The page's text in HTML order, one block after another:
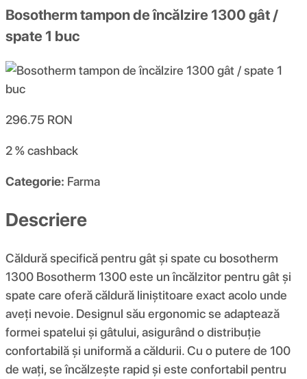
Bosotherm tampon de încălzire 1300 gât /
spate 1 buc
296.75 RON
2 %cashback
Categorie: Farma
Descriere
Căldură specifică pentru gât și spate cu bosotherm
1300 Bosotherm 1300 este un încălzitor pentru gât și
spate care oferă căldură liniștitoare exact acolo unde
aveți nevoie. Designul său ergonomic se adaptează
formei spatelui și gâtului, asigurând o distribuție
confortabilă și uniformă a căldurii. Cu o putere de 100
de wați, se încălzește rapid și este confortabil pentru